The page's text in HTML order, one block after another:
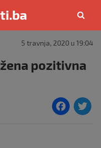
5 travnja, 2020 u 19:04
pozitivna
F